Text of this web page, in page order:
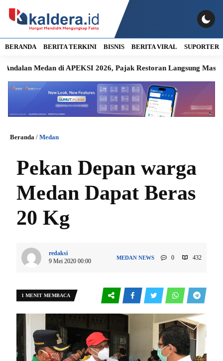
BERANDA BERITA TERKINI BISNIS BERITA VIRAL SUPORTER
Medan di APEKSI 2026, Pajak Restoran Langsung Masuk Kas
Beranda / Medan
Pekan Depan warga
Medan Dapat Beras
20 Kg
redaksi
9 Mei 2020 00:00
MEDAN NEWS 0 432
1 MENIT MEMBACA